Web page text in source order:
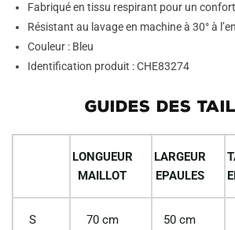
Fabriqué en tissu respirant pour un
Résistant au lavage en machine à 30° à
Couleur : Bleu
Identification produit : CHE83274
GUIDES DES
LONGUEUR
MAILLOT
LARGEUR
EPAULES
S 70 cm 50 cm